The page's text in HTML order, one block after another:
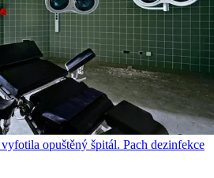
opuštěný špitál. Pach dezinfekce